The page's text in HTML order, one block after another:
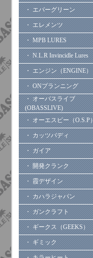
・ エバーグリーン
・ エレメンツ
・ MPB LURES
・ N.L.R Invincidle Lures
・ エンジン（ENGINE）
・ ONプランニング
・ オーバスライブ
(OBASSLIVE)
・ オーエスピー（O.S.P）
・ カッツバディ
・ ガイア
・ 開発クランク
・ 霞デザイン
・ カハラジャパン
・ ガンクラフト
・ ギークス（GEEKS）
・ ギミック